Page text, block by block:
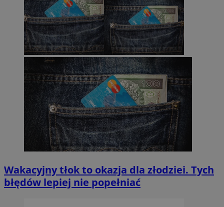
Wakacyjny tłok to okazja dla złodziei. Tych
błędów lepiej nie popełniać